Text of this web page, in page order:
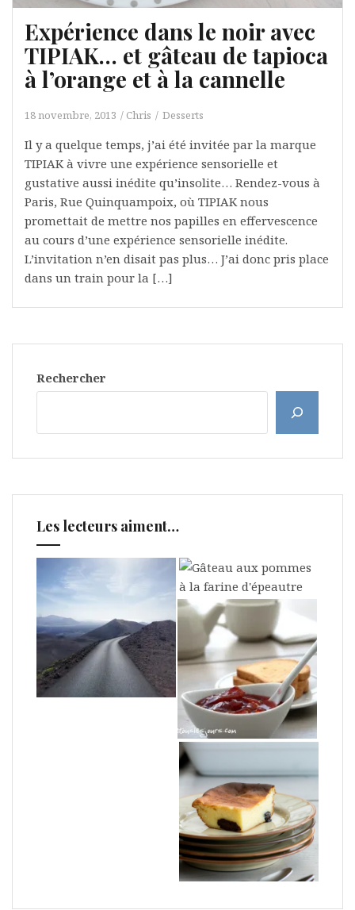
Expérience dans le noir avec
TIPIAK… et gâteau de tapioca
à l’orange et à la cannelle
18 novembre, 2013 Chris Desserts
Il y a quelque temps, j’ai été invitée par la marque
TIPIAK à vivre une expérience sensorielle et
gustative aussi inédite qu’insolite… Rendez-vous à
Paris, Rue Quinquampoix, où TIPIAK nous
promettait de mettre nos papilles en effervescence
au cours d’une expérience sensorielle inédite.
L’invitation n’en disait pas plus… J’ai donc pris place
dans un train pour la […]
Rechercher
Les lecteurs aiment…